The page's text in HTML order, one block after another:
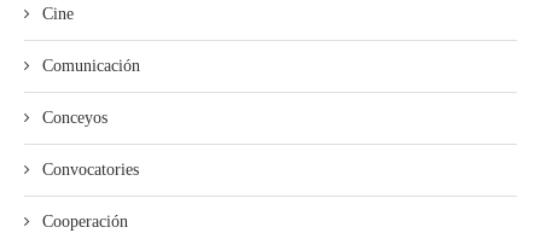
Cine
Comunicación
Conceyos
Convocatories
Cooperación